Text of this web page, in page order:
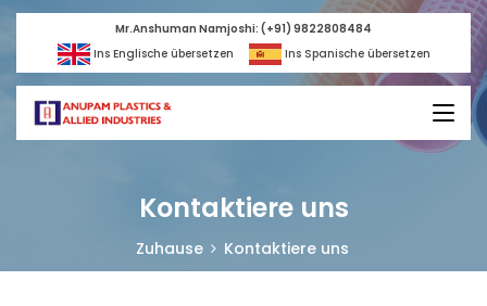
Mr.Anshuman Namjoshi: (+91) 9822808484
Ins Englische übersetzen
Ins Spanische übersetzen
Kontaktiere uns
Zuhause Kontaktiere uns